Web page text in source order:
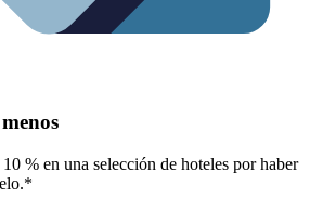
% en una selección de hoteles por haber